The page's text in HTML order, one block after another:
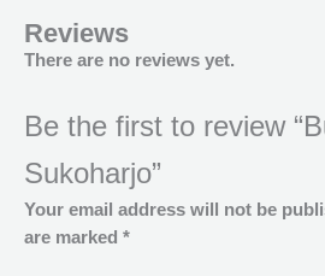
Reviews
There are no reviews yet.
Be the first to review
Sukoharjo”
Your email address will not be
are marked *